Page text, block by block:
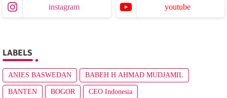
instagram youtube
LABELS
ANIES BASWEDAN BABEH H.AHMAD MUDJAMIL
BANTEN BOGOR CEO Indonesia